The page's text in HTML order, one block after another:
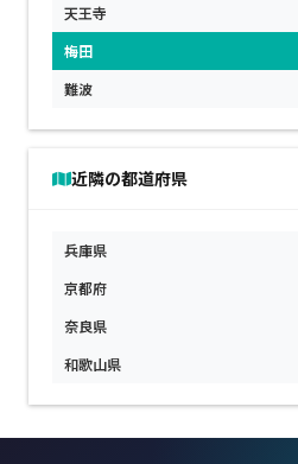
天王寺
梅田
難波
近隣の都道府県
兵庫県
京都府
奈良県
和歌山県